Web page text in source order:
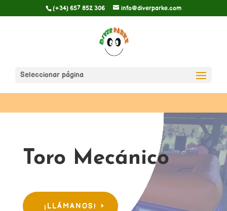
(+34) 657 852 306 info@diverparke.com
Seleccionar página
Toro Mecánico
¡LLÁMANOS!